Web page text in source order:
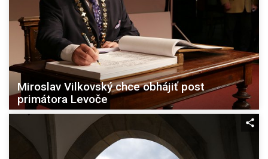
Miroslav Vilkovský chce obhájiť post
primátora Levoče